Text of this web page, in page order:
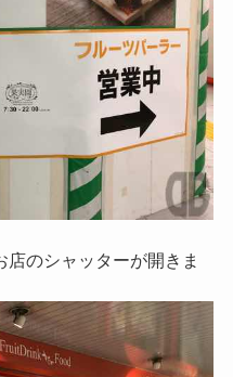
のシャッターが開きま